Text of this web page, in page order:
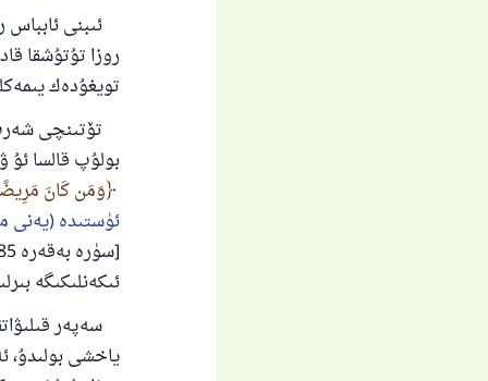
ئىبنى
روزا تۇتۇشقا
تويغۇدەك
تۆتىنچى
بولۇپ قالسا ئۇ
وَمَن كَانَ
ئۈستىدە (يەنى
ئىكەنلىكىگە
سەپەر
ياخشى بولىدۇ،